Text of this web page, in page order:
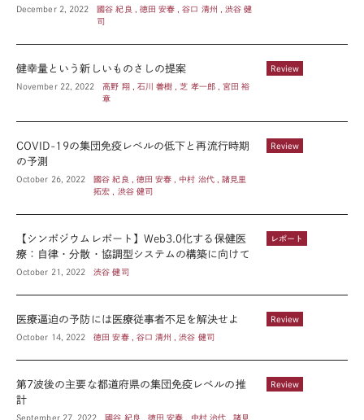
December 2, 2022
國谷 紀良 , 徳田 安春 , 谷口 清州 , 渋谷 健
司
Review
健幸量という新しいものさしの提案
November 22, 2022
高野 翔 , 石川 善樹 , 芝 孝一郎 , 宮田 裕
章
Review
COVID-19の集団免疫レベルの低下と再流行時期
の予測
October 26, 2022
國谷 紀良 , 徳田 安春 , 中村 治代 , 諸見里
拓宏 , 渋谷 健司
レポート
【シンポジウムレポート】Web3.0化する保健医
療：自律・分散・協調型システムの構築に向けて
October 21, 2022 渋谷 健司
Review
医療逼迫の予防には医療従事者不足を解決せよ
October 14, 2022 徳田 安春 , 谷口 清州 , 渋谷 健司
Review
第7波後の主要な都道府県の集団免疫レベルの推
計
September 27, 2022 國谷 紀良 , 徳田 安春 , 中村 治代 , 諸見